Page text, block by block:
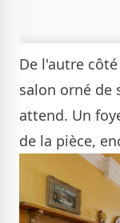
De l'autre
salon orné de
attend. Un
de la pièce,